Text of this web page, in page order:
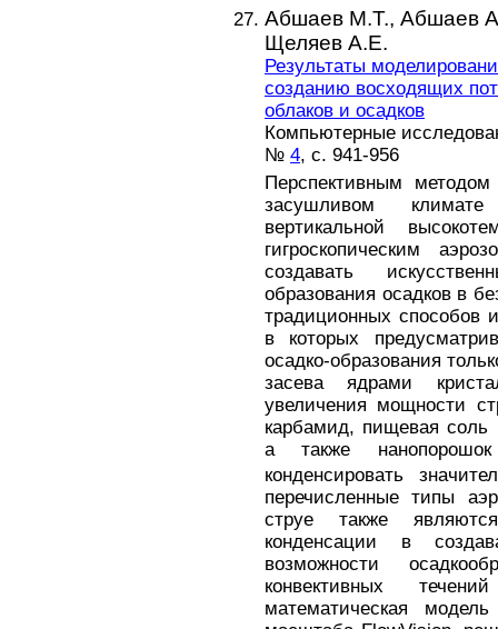
Абшаев М.Т., Абшаев
Щеляев А.Е.
Результаты
созданию восходящих
облаков и осадков
Компьютерные
№ 4, с. 941-956
Перспективным
засушливом
вертикальной
гигроскопическим
создавать
образования осадков в
традиционных способов
в которых
осадко-образования
засева ядрами
увеличения мощности
карбамид, пищевая соль
а также
конденсировать
перечисленные типы
струе также
конденсации в
возможности
конвективных
математическая